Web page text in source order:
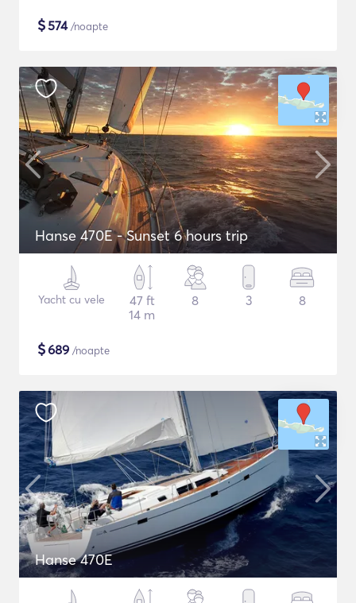
$574/noapte
Hanse 470E - Sunset 6 hours trip
Yacht cu vele
47 ft
14 m
8 3 8
$689 /noapte
Hanse 470E